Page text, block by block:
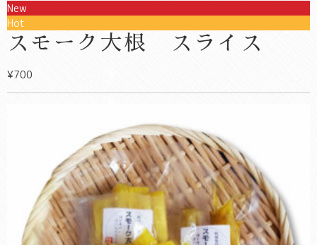
New
Hot
スモーク大根 スライス
¥700